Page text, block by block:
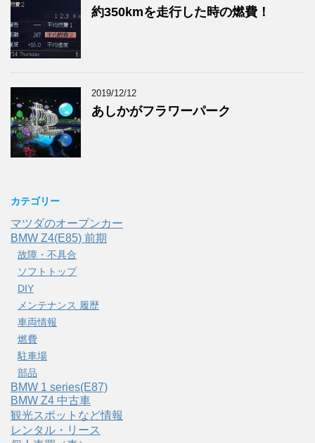
約350kmを走行した時の燃費！
2019/12/12
あしかがフラワーパーク
カテゴリー
マツダのオープンカー
BMW Z4(E85) 前期
故障・不具合
ソフトトップ
DIY
メンテナンス 履歴
車両情報
燃費
駐車場
部品
BMW 1 series(E87)
BMW Z4 中古車
観光スポットなど情報
レンタル・リース